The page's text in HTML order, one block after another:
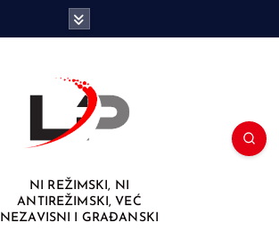
NI REŽIMSKI, NI
ANTIREŽIMSKI, VEĆ
NEZAVISNI I GRAĐANSKI